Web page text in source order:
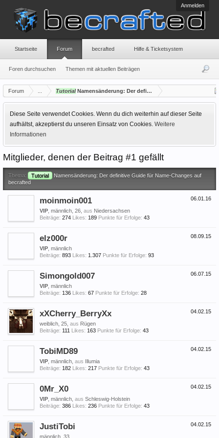
Anmelden
Forum TutorialNamensänderung: Der definitive Guide für Name-
Diese Seite verwendet Cookies. Wenn du dich weiterhin auf dieser Seite
aufhältst, akzeptierst du unseren Einsatz von Cookies. Weitere
Informationen
Mitglieder, denen der Beitrag #1 gefällt
Thema: Tutorial
Namensänderung: Der definitive Guide für Name-Changes auf
becrafted
06.01.16
moinmoin001
VIP , männlich, 26, aus Niedersachsen
Beiträge: 274 Likes: 189 Punkte für Erfolge: 43
08.09.15
elz000r
VIP , männlich
Beiträge: 893 Likes: 1.307 Punkte für Erfolge: 93
06.07.15
Simongold007
VIP , männlich
Beiträge: 136 Likes: 67 Punkte für Erfolge: 28
04.02.15
xXCherry_BerryXx
weiblich, 25, aus Rügen
Beiträge: 111 Likes: 163 Punkte für Erfolge: 43
04.02.15
TobiMD89
VIP , männlich, aus Illumia
Beiträge: 182 Likes: 217 Punkte für Erfolge: 43
04.02.15
0Mr_X0
VIP , männlich, aus Schleswig-Holstein
Beiträge: 386 Likes: 236 Punkte für Erfolge: 43
04.02.15
JustiTobi
männlich, 33
Startseite Forum
Foren durchsuchen Themen mit aktuellen Beiträgen
becrafted Hilfe & Ticketsystem